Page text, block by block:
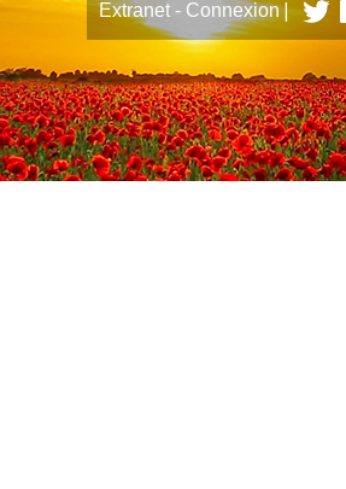
Extranet - Connexion|